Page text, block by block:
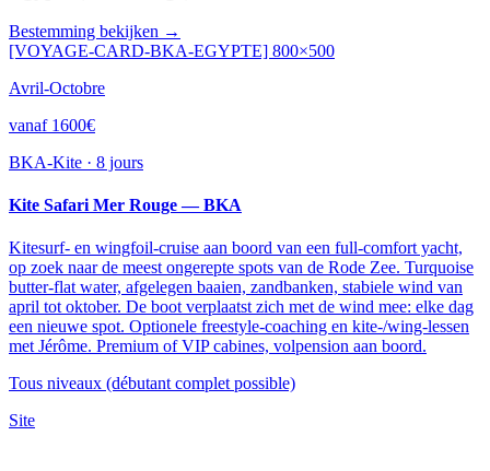
Bestemming bekijken →
[VOYAGE-CARD-BKA-EGYPTE] 800×500
Avril-Octobre
vanaf 1600€
BKA-Kite · 8 jours
Kite Safari Mer Rouge — BKA
Kitesurf- en wingfoil-cruise aan boord van een full-comfort yacht,
op zoek naar de meest ongerepte spots van de Rode Zee. Turquoise
butter-flat water, afgelegen baaien, zandbanken, stabiele wind van
april tot oktober. De boot verplaatst zich met de wind mee: elke dag
een nieuwe spot. Optionele freestyle-coaching en kite-/wing-lessen
met Jérôme. Premium of VIP cabines, volpension aan boord.
Tous niveaux (débutant complet possible)
Site